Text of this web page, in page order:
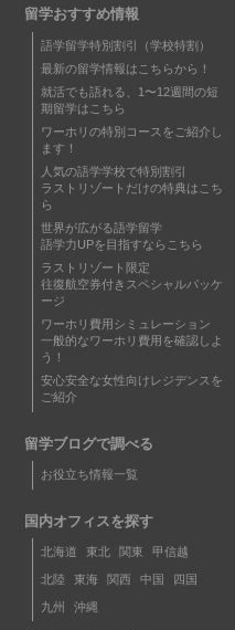
留学おすすめ情報
語学留学特別割引（学校特割）
最新の留学情報はこちらから！
就活でも語れる、1〜12週間の短
期留学はこちら
ワーホリの特別コースをご紹介し
ます！
人気の語学学校で特別割引
ラストリゾートだけの特典はこち
ら
世界が広がる語学留学
語学力UPを目指すならこちら
ラストリゾート限定
往復航空券付きスペシャルパッケ
ージ
ワーホリ費用シミュレーション
一般的なワーホリ費用を確認しよ
う！
安心安全な女性向けレジデンスを
ご紹介
留学ブログで調べる
お役立ち情報一覧
国内オフィスを探す
北海道 東北 関東 甲信越
北陸 東海 関西 中国 四国
九州 沖縄